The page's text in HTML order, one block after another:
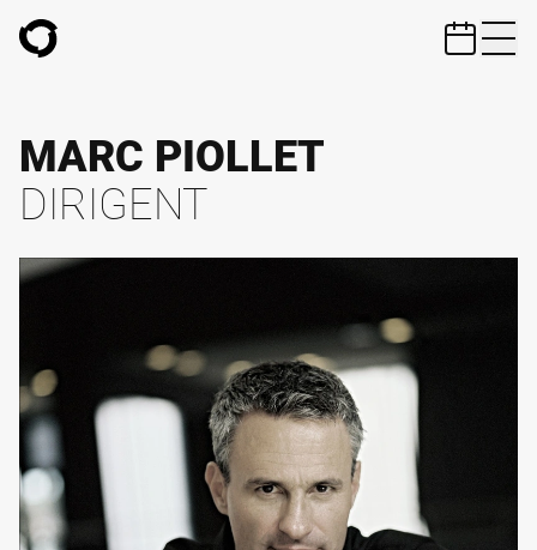
ZUM HAUPTINHALT SPRINGEN
MARC PIOLLET
DIRIGENT